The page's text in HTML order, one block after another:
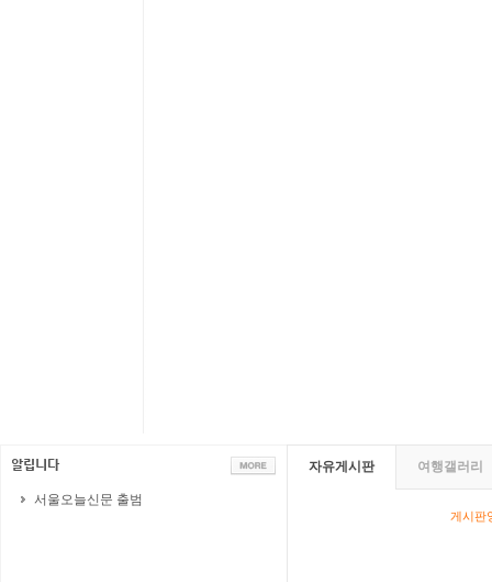
서울오늘신문 출범
자유게시판 여행갤러리
게시판